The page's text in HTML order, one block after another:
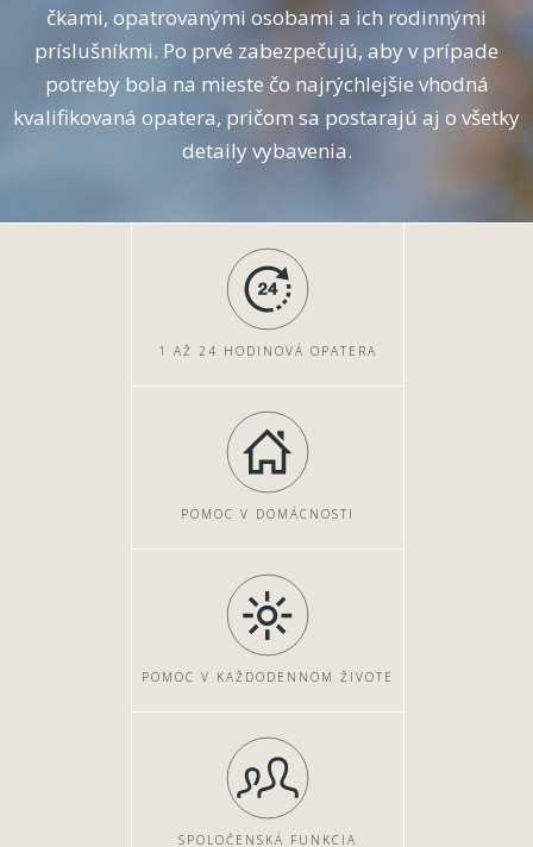
čkami, opatrovanými osobami a ich rodinnými
príslušníkmi. Po prvé zabezpečujú, aby v prípade
potreby bola na mieste čo najrýchlejšie vhodná
kvalifikovaná opatera, pričom sa postarajú aj o všetky
detaily vybavenia.
1 AŽ 24 HODINOVÁ OPATERA
POMOC V DOMÁCNOSTI
POMOC V KAŽDODENNOM ŽIVOTE
SPOLOČENSKÁ FUNKCIA